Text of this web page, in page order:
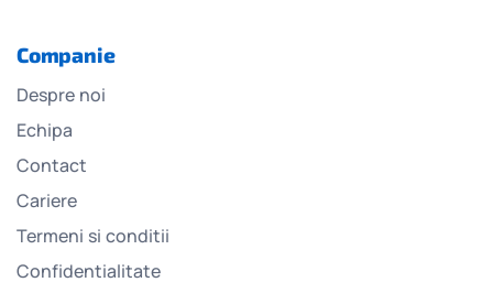
Companie
Despre noi
Echipa
Contact
Cariere
Termeni si conditii
Confidentialitate